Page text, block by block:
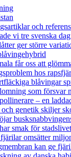
och
vi tre svenska
ger större
får oss att
hos
blåvingar
som försvar
– en
genetik skiljer
smak för stadslivet
omsätter
kan ge